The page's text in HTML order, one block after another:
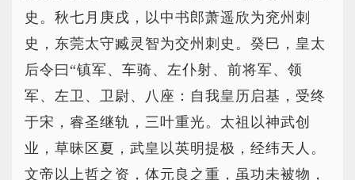
史。秋七月庚戌，以中书郎萧遥欣为兖州刺
史，东莞太守臧灵智为交州刺史。癸巳，皇太
后令曰“镇军、车骑、左仆射、前将军、领
军、左卫、卫尉、八座：自我皇历启基，受终
于宋，睿圣继轨，三叶重光。太祖以神武创
业，草昧区夏，武皇以英明提极，经纬天人。
文帝以上哲之资，体元良之重，虽功未被物，